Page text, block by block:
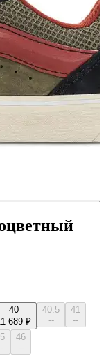
40
689 ₽
40.5
--
41
--
46
--